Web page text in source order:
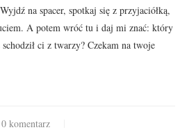
na spacer, spotkaj się z przyjaciółką,
A potem wróć tu i daj mi znać: który
ci z twarzy? Czekam na twoje
0 komentarz